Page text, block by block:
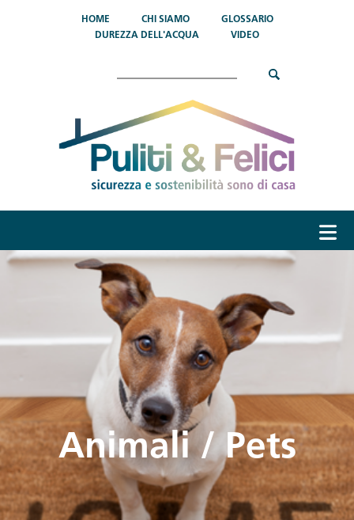
HOME CHI SIAMO
GLOSSARIO
DUREZZA DELL'ACQUA
VIDEO
menu
Animali / Pets